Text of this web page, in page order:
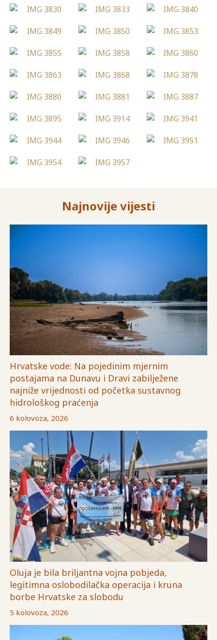
Najnovije vijesti
Hrvatske vode: Na pojedinim mjernim
postajama na Dunavu i Dravi zabilježene
najniže vrijednosti od početka sustavnog
hidrološkog praćenja
6 kolovoza, 2026
Oluja je bila briljantna vojna pobjeda,
legitimna oslobodilačka operacija i kruna
borbe Hrvatske za slobodu
5 kolovoza, 2026